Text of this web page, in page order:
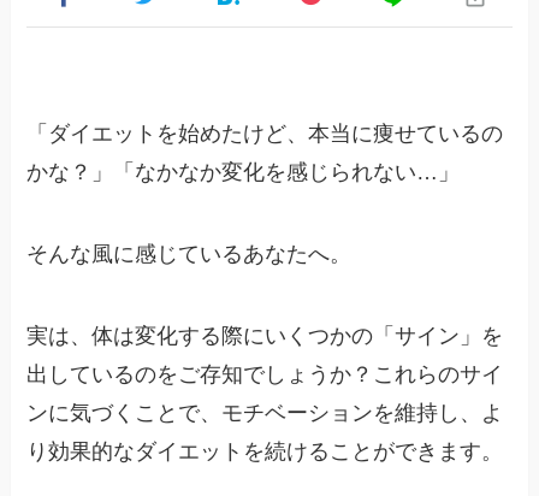
「ダイエットを始めたけど、本当に痩せているの
かな？」「なかなか変化を感じられない…」
そんな風に感じているあなたへ。
実は、体は変化する際にいくつかの「サイン」を
出しているのをご存知でしょうか？これらのサイ
ンに気づくことで、モチベーションを維持し、よ
り効果的なダイエットを続けることができます。